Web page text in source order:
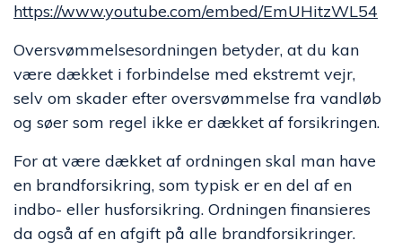
https://www.youtube.com/embed/EmUHitzWL54
Oversvømmelsesordningen betyder, at du kan
være dækket i forbindelse med ekstremt vejr,
selv om skader efter oversvømmelse fra vandløb
og søer som regel ikke er dækket af forsikringen.
For at være dækket af ordningen skal man have
en brandforsikring, som typisk er en del af en
indbo- eller husforsikring. Ordningen finansieres
da også af en afgift på alle brandforsikringer.